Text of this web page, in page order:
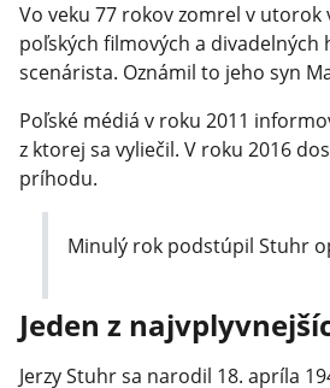
Vo veku 77 rokov zomrel v
poľských filmových a divadelných
scenárista. Oznámil to jeho syn
Poľské médiá v roku 2011
z ktorej sa vyliečil. V roku 2016
príhodu.
Minulý rok podstúpil Stuhr
Jeden z
Jerzy Stuhr sa narodil 18. apríla